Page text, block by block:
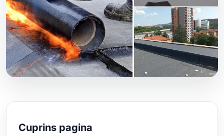
Cuprins pagina